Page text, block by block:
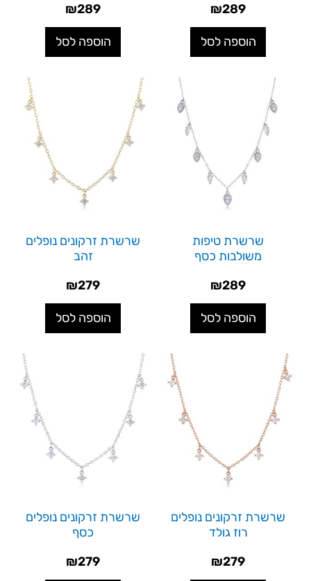
₪289
הוספה לסל
₪289
הוספה לסל
שרשרת טיפות
משולבות כסף
₪289
הוספה לסל
שרשרת זרקונים נופלים
זהב
₪279
הוספה לסל
שרשרת זרקונים נופלים
רוז גולד
₪279
שרשרת זרקונים נופלים
כסף
₪279